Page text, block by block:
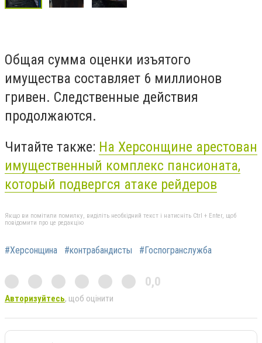
Общая сумма оценки изъятого
имущества составляет 6 миллионов
гривен. Следственные действия
продолжаются.
Читайте также: На Херсонщине арестован
имущественный комплекс пансионата,
который подвергся атаке рейдеров
Якщо ви помітили помилку, виділіть необхідний текст і натисніть Ctrl + Enter, щоб
повідомити про це редакцію
#Херсонщина #контрабандисты #Госпогранслужба
0,0
Авторизуйтесь, щоб оцінити